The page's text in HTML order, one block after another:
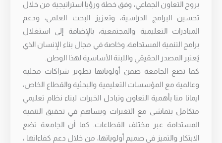
بروح التعاون الجماعي، وفق خطة ورؤيا استراتيجية من خلال
تحسين البرامج الدراسية، وتعزيز البحث العلمي، ودعم
المبادرات التعليمية والمجتمعية، بالإضافة إلى استغلال
برامج التنمية المستدامة، وخاصة في مجال بناء الإنسان الذي
يُعتبر المصدر الحقيقي واللبنة الأساسية لهذا الوطن.
كما تضع الجامعة ضمن أولوياتها تطوير شراكات محلية
وعالمية مع المؤسسات التعليمية والبحثية والقطاع الخاص،
ايمانا منا بأهمية التعاون وتبادل الخبرات لبناء نظام تعليمي
متكامل يتماشى مع التغيرات ويساهم في تحقيق التنمية
المستدامة عبر مختلف القطاعات. كما أن الجامعة تضع
الابتكار والتميز في صميم أولوياتها، من خلال دعم كفاءاتها ،